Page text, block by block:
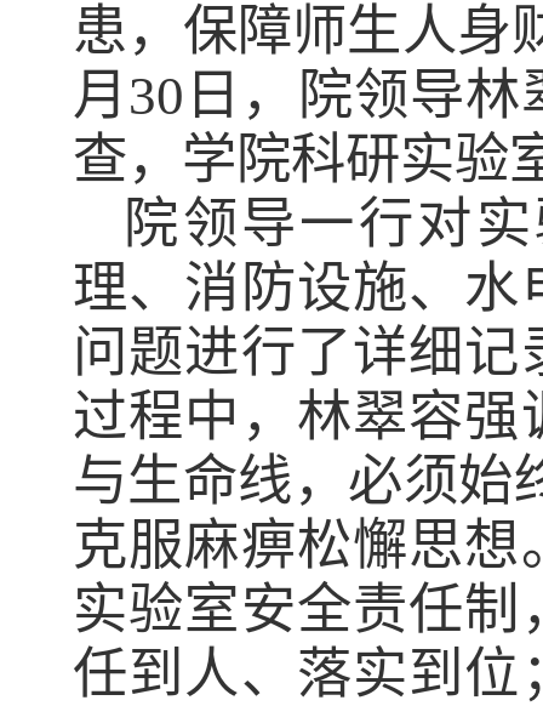
患，保障师生人身
月 30 日，院领导
查，学院科研实验
院领导一行对
理、消防设施、
问题进行了详细
过程中，林翠容
与生命线，必须始
克服麻痹松懈思
实验室安全责任
任到人、落实到